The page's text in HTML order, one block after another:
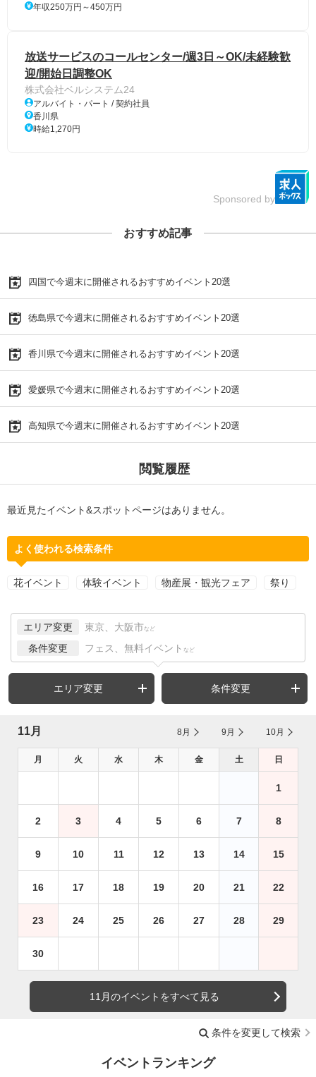
年収250万円～450万円
放送サービスのコールセンター/週3日～OK/未経験歓
迎/開始日調整OK
株式会社ベルシステム24
アルバイト・パート / 契約社員
香川県
時給1,270円
Sponsored by
おすすめ記事
四国で今週末に開催されるおすすめイベント20選
徳島県で今週末に開催されるおすすめイベント20選
香川県で今週末に開催されるおすすめイベント20選
愛媛県で今週末に開催されるおすすめイベント20選
高知県で今週末に開催されるおすすめイベント20選
閲覧履歴
最近見たイベント&スポットページはありません。
よく使われる検索条件
花イベント 体験イベント 物産展・観光フェア 祭り
エリア変更 東京、大阪市 など
条件変更 フェス、無料イベント など
エリア変更 条件変更
11月 8月 9月 10月
月 火 水 木 金 土 日
1
2 3 4 5 6 7 8
9 10 11 12 13 14 15
16 17 18 19 20 21 22
23 24 25 26 27 28 29
30
11月のイベントをすべて見る
条件を変更して検索
イベントランキング